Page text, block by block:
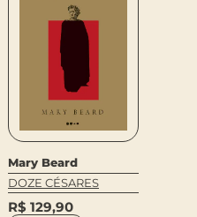
Mary Beard
DOZE CÉSARES
R$ 129,90